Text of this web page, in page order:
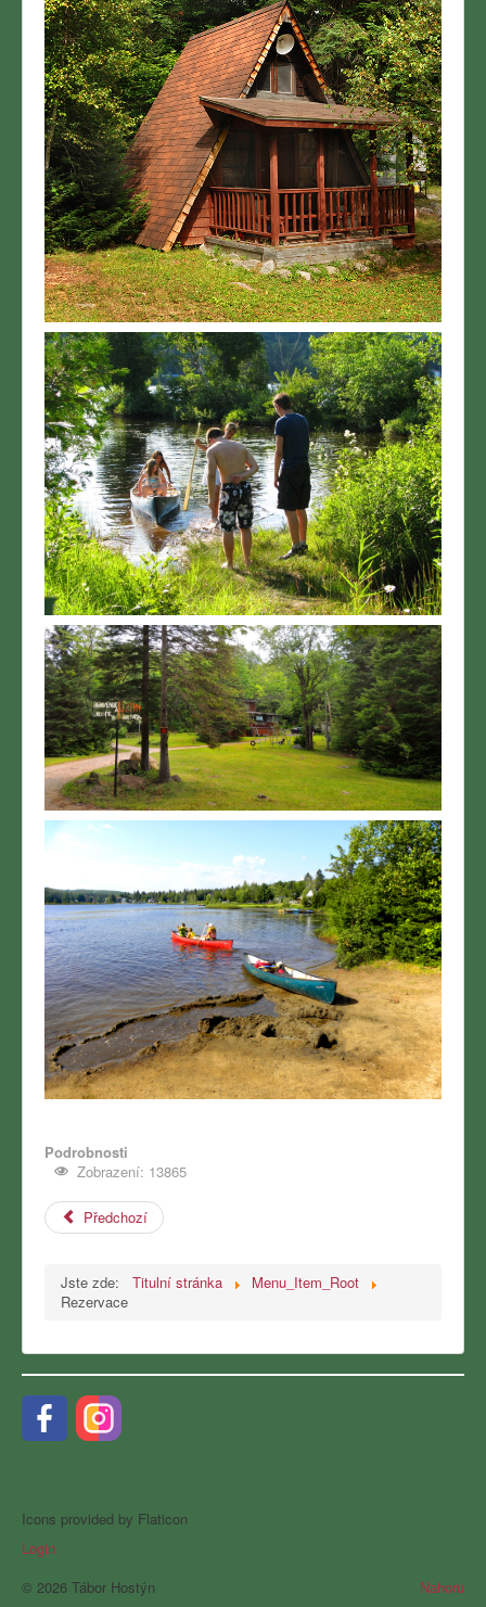
Podrobnosti
Zobrazení: 13865
Předchozí
Jste zde: Titulní stránka
Menu_Item_Root
Rezervace
Icons provided by Flaticon
Login
Nahoru
© 2026 Tábor Hostýn